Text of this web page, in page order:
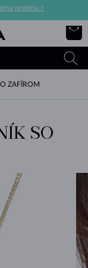
prsteňu >
ZAFÍROM
SO